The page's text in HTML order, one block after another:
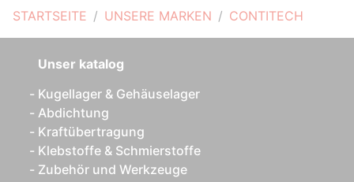
STARTSEITE UNSERE MARKEN CONTITECH
Unser katalog
Kugellager & Gehäuselager
Abdichtung
Kraftübertragung
Klebstoffe & Schmierstoffe
Zubehör und Werkzeuge